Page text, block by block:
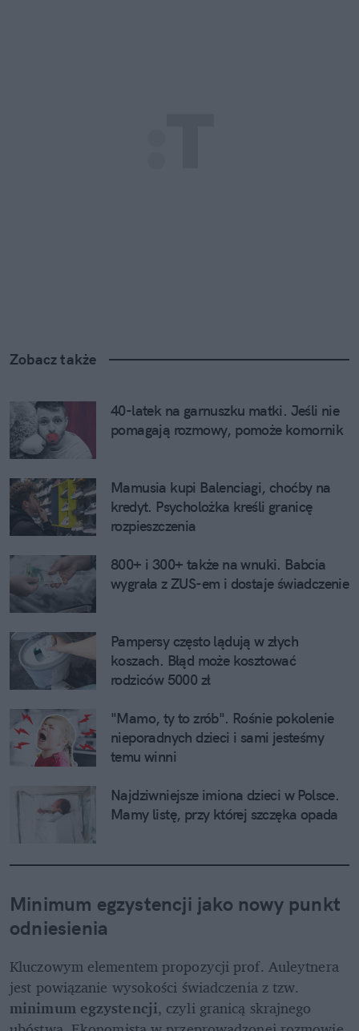
Zobacz także
40-latek na garnuszku matki. Jeśli nie
pomagają rozmowy, pomoże komornik
Mamusia kupi Balenciagi, choćby na
kredyt. Psycholożka kreśli granicę
rozpieszczenia
800+ i 300+ także na wnuki. Babcia
wygrała z ZUS-em i dostaje świadczenie
Pampersy często lądują w złych
koszach. Błąd może kosztować
rodziców 5000 zł
"Mamo, ty to zrób". Rośnie pokolenie
nieporadnych dzieci i sami jesteśmy
temu winni
Najdziwniejsze imiona dzieci w Polsce.
Mamy listę, przy której szczęka opada
Minimum egzystencji jako nowy punkt
odniesienia
Kluczowym elementem propozycji prof. Auleytnera
minimum egzystencji, czyli granicą skrajnego